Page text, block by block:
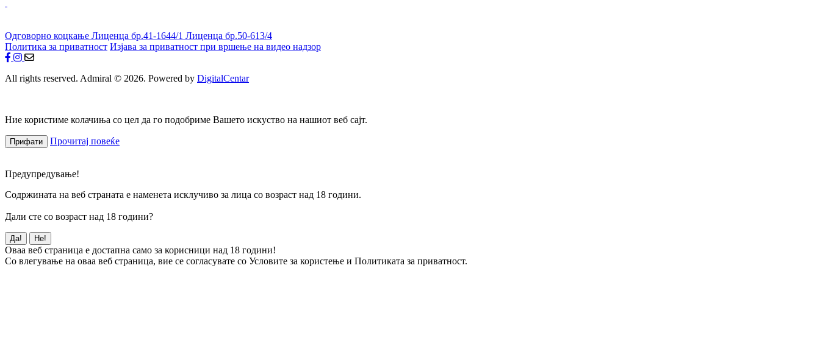
Одговорно коцкање Лиценца бр.41-1644/1 Лиценца бр.50-613/4
Политика за приватност Изјава за приватност при вршење на видео надзор
All rights reserved. Admiral © 2026. Powered by DigitalCentar
Ние користиме колачиња со цел да го подобриме Вашето искуство на нашиот веб сајт.
Прифати Прочитај повеќе
Предупредување!
Содржината на веб страната е наменета исклучиво за лица со возраст над 18 години.
Дали сте со возраст над 18 години?
Да! Не!
Оваа веб страница е достапна само за корисници над 18 години!
Со влегување на оваа веб страница, вие се согласувате со Условите за користење и Политиката за приватност.